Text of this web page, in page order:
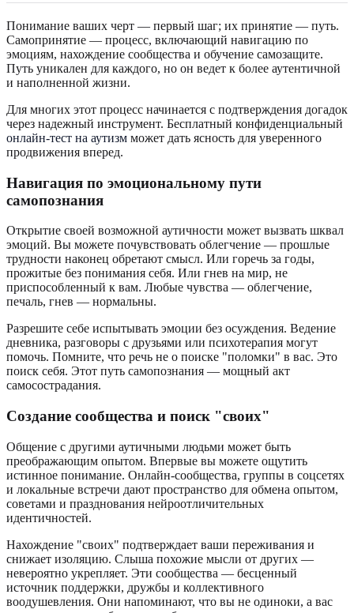
Понимание ваших черт — первый шаг; их принятие — путь.
Самопринятие — процесс, включающий навигацию по
эмоциям, нахождение сообщества и обучение самозащите.
Путь уникален для каждого, но он ведет к более аутентичной
и наполненной жизни.
Для многих этот процесс начинается с подтверждения догадок
через надежный инструмент. Бесплатный конфиденциальный
онлайн-тест на аутизм может дать ясность для уверенного
продвижения вперед.
Навигация по эмоциональному пути
самопознания
Открытие своей возможной аутичности может вызвать шквал
эмоций. Вы можете почувствовать облегчение — прошлые
трудности наконец обретают смысл. Или горечь за годы,
прожитые без понимания себя. Или гнев на мир, не
приспособленный к вам. Любые чувства — облегчение,
печаль, гнев — нормальны.
Разрешите себе испытывать эмоции без осуждения. Ведение
дневника, разговоры с друзьями или психотерапия могут
помочь. Помните, что речь не о поиске "поломки" в вас. Это
поиск себя. Этот путь самопознания — мощный акт
самосострадания.
Создание сообщества и поиск "своих"
Общение с другими аутичными людьми может быть
преображающим опытом. Впервые вы можете ощутить
истинное понимание. Онлайн-сообщества, группы в соцсетях
и локальные встречи дают пространство для обмена опытом,
советами и празднования нейроотличительных
идентичностей.
Нахождение "своих" подтверждает ваши переживания и
снижает изоляцию. Слыша похожие мысли от других —
невероятно укрепляет. Эти сообщества — бесценный
источник поддержки, дружбы и коллективного
воодушевления. Они напоминают, что вы не одиноки, а вас